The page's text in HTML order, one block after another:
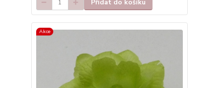
Přidat do košíku
Akce